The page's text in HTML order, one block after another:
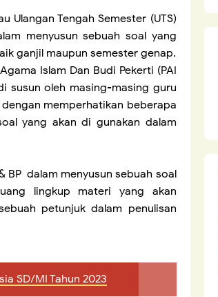
UlanganTengah Semester (UTS)
menyusun sebuah soal yang
ganjil maupun semester genap.
Islam Dan Budi Pekerti (PAI
susun oleh masing-masing guru
memperhatikan beberapa
yang akan di gunakan dalam
BP dalam menyusun sebuah soal
lingkup materi yang akan
petunjuk dalam penulisan
SD/MI Tahun 2023